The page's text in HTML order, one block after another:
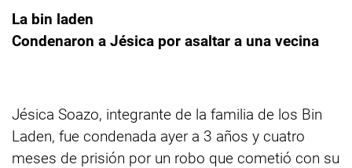
La bin laden
Condenaron a Jésica por asaltar a una vecina
Jésica Soazo, integrante de la familia de los Bin
Laden, fue condenada ayer a 3 años y cuatro
meses de prisión por un robo que cometió con su